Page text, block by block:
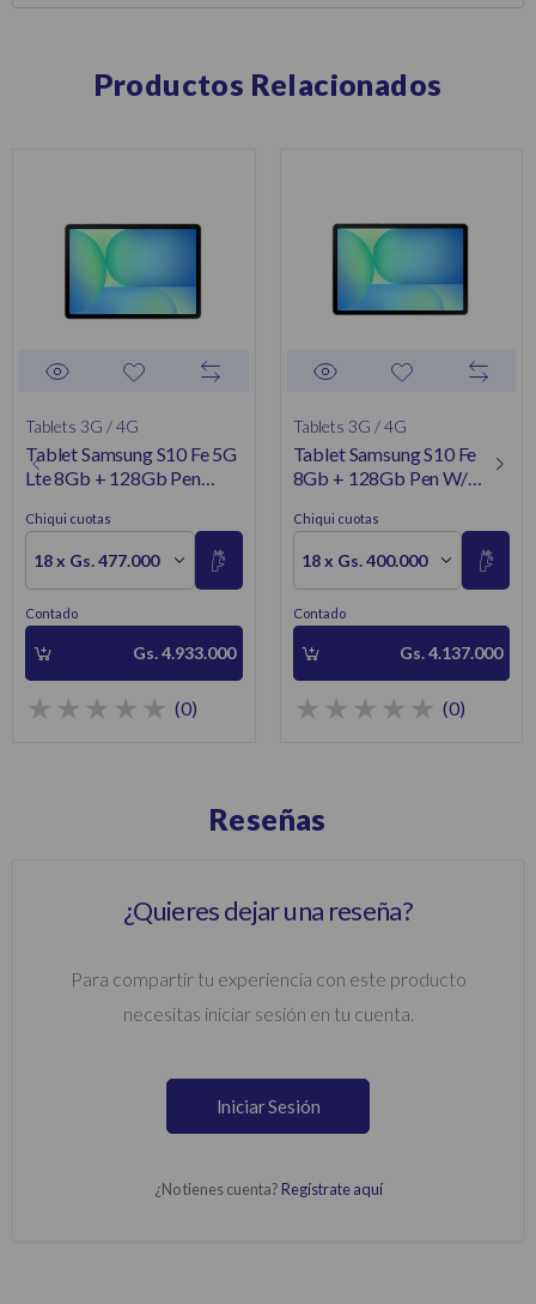
Productos Relacionados
Tablets 3G / 4G
Tablet Samsung S10 Fe 5G
Lte 8Gb + 128Gb Pen
X526BZADUPO
Chiqui cuotas
18 x Gs. 477.000
Contado
Gs. 4.933.000
(0)
Tablets 3G / 4G
Tablet Samsung S10 Fe
8Gb + 128Gb Pen W/
X520NZADUPO
Chiqui cuotas
18 x Gs. 400.000
Contado
Gs. 4.137.000
(0)
Reseñas
¿Quieres dejar una reseña?
Para compartir tu experiencia con este producto
necesitas iniciar sesión en tu cuenta.
Iniciar Sesión
¿No tienes cuenta? Regístrate aquí